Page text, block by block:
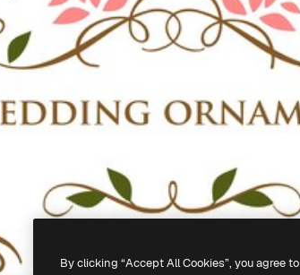
By clicking “Accept All Cookies”, you agree